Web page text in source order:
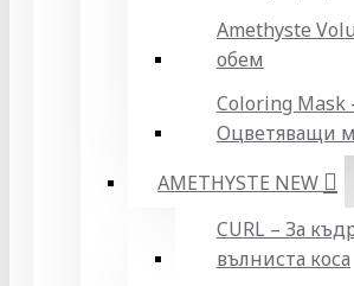
Amethyste
обем
Coloring Mask
Оцветяващи
AMETHYSTE NEW
CURL – За
вълниста коса